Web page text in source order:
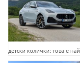
детски колички: това е